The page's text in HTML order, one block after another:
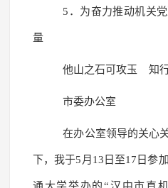
5．为奋力推动机关
量
他山之石可攻玉 知
市委办公室
在办公室领导的关心
下，我于5月13日至17日参